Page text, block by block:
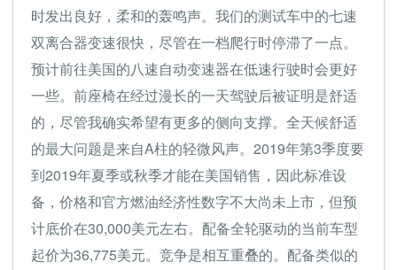
时发出良好，柔和的轰鸣声。我们的测试车中的七速
双离合器变速很快，尽管在一档爬行时停滞了一点。
预计前往美国的八速自动变速器在低速行驶时会更好
一些。前座椅在经过漫长的一天驾驶后被证明是舒适
的，尽管我确实希望有更多的侧向支撑。全天候舒适
的最大问题是来自A柱的轻微风声。2019年第3季度要
到2019年夏季或秋季才能在美国销售，因此标准设
备，价格和官方燃油经济性数字不大尚未上市，但预
计底价在30,000美元左右。配备全轮驱动的当前车型
起价为36,775美元。竞争是相互重叠的。配备类似的